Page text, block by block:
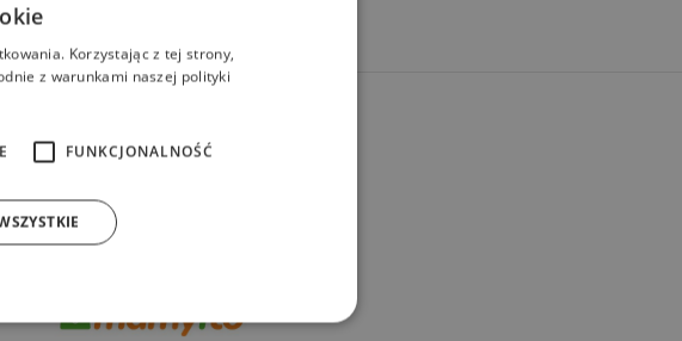
Korzystając z tej strony,
z warunkami naszej polityki
FUNKCJONALNOŚĆ